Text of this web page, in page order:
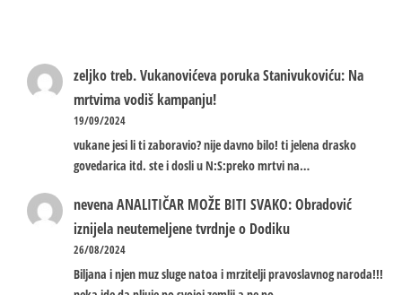
zeljko treb.Vukanovićeva poruka Stanivukoviću: Na
mrtvima vodiš kampanju!
19/09/2024
vukane jesi li ti zaboravio? nije davno bilo! ti jelena drasko
govedarica itd. ste i dosli u N:S:preko mrtvi na…
nevenaANALITIČAR MOŽE BITI SVAKO: Obradović
iznijela neutemeljene tvrdnje o Dodiku
26/08/2024
Biljana i njen muz sluge natoa i mrzitelji pravoslavnog naroda!!!